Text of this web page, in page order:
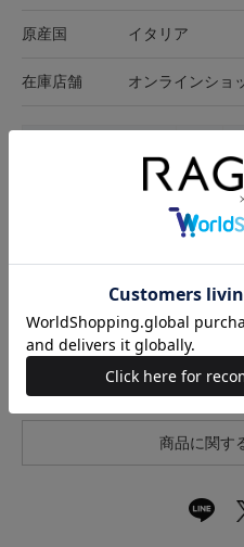
原産国 イタリア
在庫店舗 オンラインショ
EU39 1/2(26cm位) 14cm
キャンセル・返品について
商品に関す